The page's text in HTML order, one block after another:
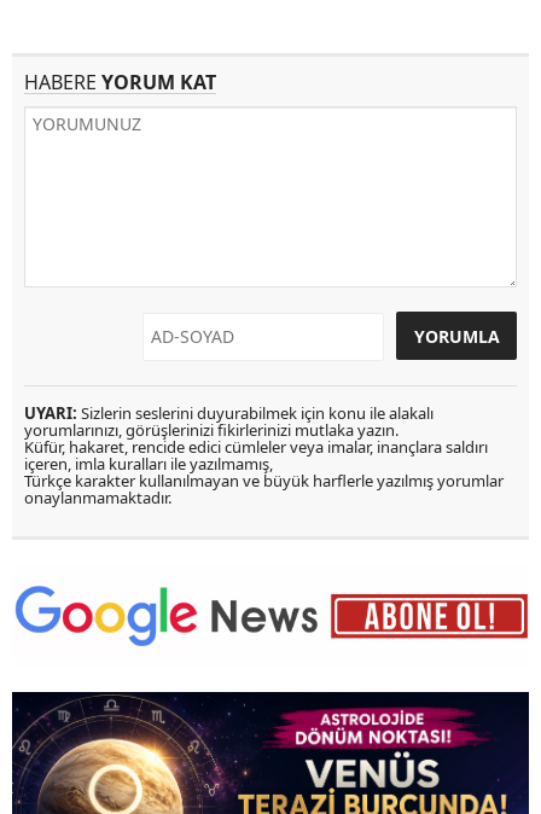
HABERE YORUM KAT
UYARI: Sizlerin seslerini duyurabilmek için konu ile alakalı
yorumlarınızı, görüşlerinizi fikirlerinizi mutlaka yazın.
Küfür, hakaret, rencide edici cümleler veya imalar, inançlara saldırı
içeren, imla kuralları ile yazılmamış,
Türkçe karakter kullanılmayan ve büyük harflerle yazılmış yorumlar
onaylanmamaktadır.